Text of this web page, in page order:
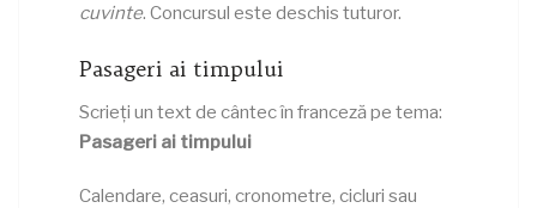
cuvinte. Concursul este deschis tuturor.
Pasageri ai timpului
Scrieți un text de cântec în franceză pe tema:
Pasageri ai timpului
Calendare, ceasuri, cronometre, cicluri sau